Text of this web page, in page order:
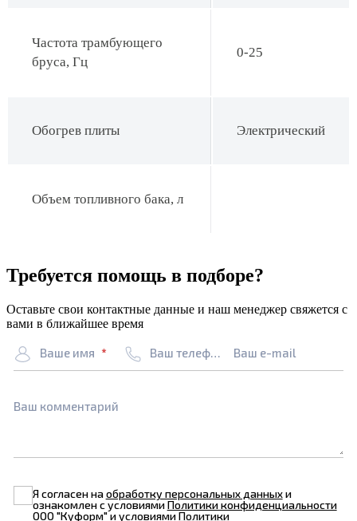
Частота трамбующего
бруса, Гц
0-25
Обогрев плиты Электрический
Объем топливного бака, л
Требуется помощь в подборе?
Оставьте свои контактные данные и наш менеджер свяжется с
вами в ближайшее время
Ваше имя Ваш телефон Ваш e-mail
Ваш комментарий
Я согласен наобработку персональных данныхи
ознакомлен с условиямиПолитики конфиденциальности
ООО "Куформ" и условиямиПолитики